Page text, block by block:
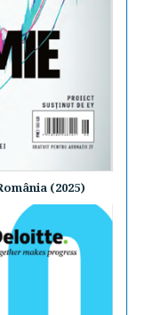
(2025)